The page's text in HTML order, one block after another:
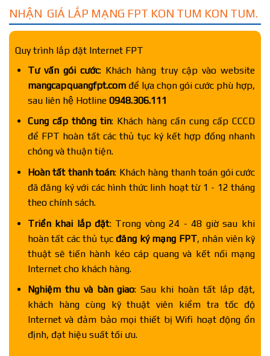
NHẬN GIÁ LẮP MẠNG FPT KON TUM KON TUM.
Quy trình lắp đặt Internet FPT
Tư vấn gói cước: Khách hàng truy cập vào website
mangcapquangfpt.comđể lựa chọn gói cước phù hợp,
sau liên hệ Hotline 0948.306.111
Cung cấp thông tin: Khách hàng cần cung cấp CCCD
để FPT hoàn tất các thủ tục ký kết hợp đồng nhanh
chóng và thuận tiện.
Hoàn tất thanh toán: Khách hàng thanh toán gói cước
đã đăng ký với các hình thức linh hoạt từ 1 - 12 tháng
theo chính sách.
Triển khai lắp đặt: Trong vòng 24 - 48 giờ sau khi
hoàn tất các thủ tục đăng ký mạng FPT, nhân viên kỹ
thuật sẽ tiến hành kéo cáp quang và kết nối mạng
Internet cho khách hàng.
Nghiệm thu và bàn giao: Sau khi hoàn tất lắp đặt,
khách hàng cùng kỹ thuật viên kiểm tra tốc độ
Internet và đảm bảo mọi thiết bị Wifi hoạt động ổn
định, đạt hiệu suất tối ưu.